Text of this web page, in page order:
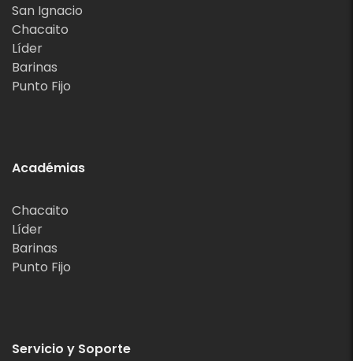
San Ignacio
Chacaito
Líder
Barinas
Punto Fijo
Académias
Chacaito
Líder
Barinas
Punto Fijo
Servicio y Soporte